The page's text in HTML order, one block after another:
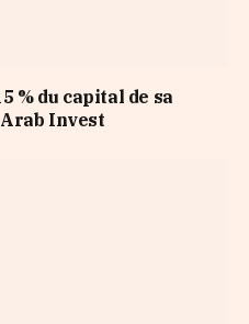
% du capital de sa
Invest